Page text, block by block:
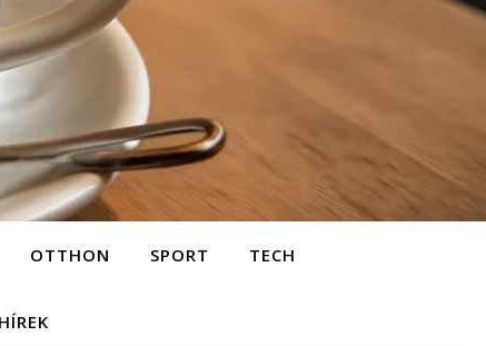
OTTHON SPORT TECH